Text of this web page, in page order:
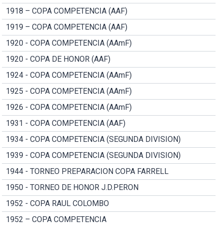
1918 – COPA COMPETENCIA (AAF)
1919 – COPA COMPETENCIA (AAF)
1920 - COPA COMPETENCIA (AAmF)
1920 - COPA DE HONOR (AAF)
1924 - COPA COMPETENCIA (AAmF)
1925 - COPA COMPETENCIA (AAmF)
1926 - COPA COMPETENCIA (AAmF)
1931 - COPA COMPETENCIA (AAF)
1934 - COPA COMPETENCIA (SEGUNDA DIVISION)
1939 - COPA COMPETENCIA (SEGUNDA DIVISION)
1944 - TORNEO PREPARACION COPA FARRELL
1950 - TORNEO DE HONOR J.D.PERON
1952 - COPA RAUL COLOMBO
1952 – COPA COMPETENCIA